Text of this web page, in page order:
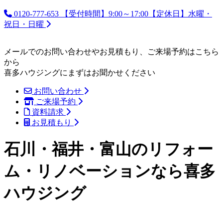
0120-777-653
【受付時間】9:00～17:00【定休日】水曜・
祝日・日曜
メールでのお問い合わせやお見積もり、ご来場予約はこちら
から
喜多ハウジングにまずはお聞かせください
お問い合わせ
ご来場予約
資料請求
お見積もり
石川・福井・富山のリフォー
ム・リノベーションなら喜多
ハウジング